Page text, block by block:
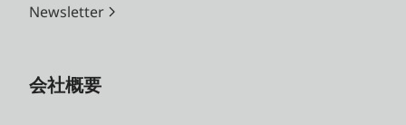
Newsletter
会社概要